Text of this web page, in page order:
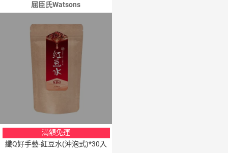
屈臣氏Watsons
滿額免運
纖Q好手藝-紅豆水(沖泡式)*30入